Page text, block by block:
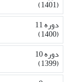
(1401)
دوره 11
(1400)
دوره 10
(1399)